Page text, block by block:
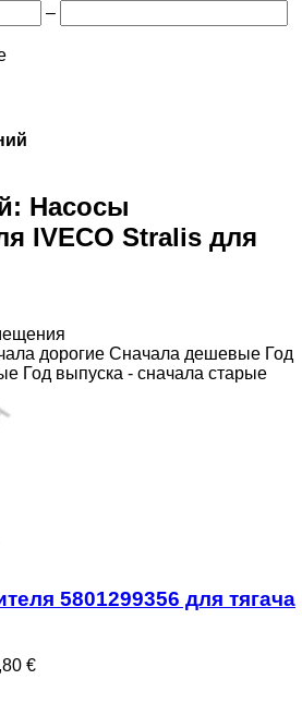
–
Насосы
IVECO Stralis для
дорогие Сначала дешевые Год
Год выпуска - сначала старые
5801299356 для тягача
€